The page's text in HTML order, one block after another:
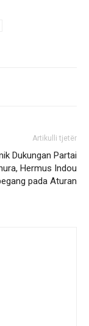
Artikulli tjetër
Dukungan Partai
Hermus Indou
pada Aturan